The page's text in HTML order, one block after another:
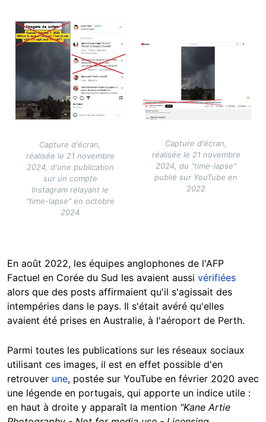
Image
Capture d'écran,
réalisée le 21 novembre
2024, d'une publication
sur un compte
Instagram relayant le
"time-lapse" en octobre
2024
Image
Capture d'écran,
réalisée le 21 novembre
2024, du "time-lapse"
publié sur YouTube en
2022
En août 2022, les équipes anglophones de l'AFP
Factuel en Corée du Sud les avaient aussi vérifiées
alors que des posts affirmaient qu'il s'agissait des
intempéries dans le pays. Il s'était avéré qu'elles
avaient été prises en Australie, à l'aéroport de Perth.
Parmi toutes les publications sur les réseaux sociaux
utilisant ces images, il est en effet possible d'en
retrouver une, postée sur YouTube en février 2020 avec
une légende en portugais, qui apporte un indice utile :
en haut à droite y apparaît la mention "Kane Artie